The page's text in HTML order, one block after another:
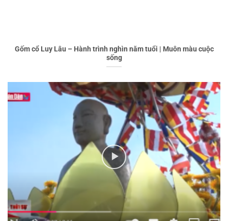
Gốm cổ Luy Lâu – Hành trình nghìn năm tuổi | Muôn màu cuộc
sống